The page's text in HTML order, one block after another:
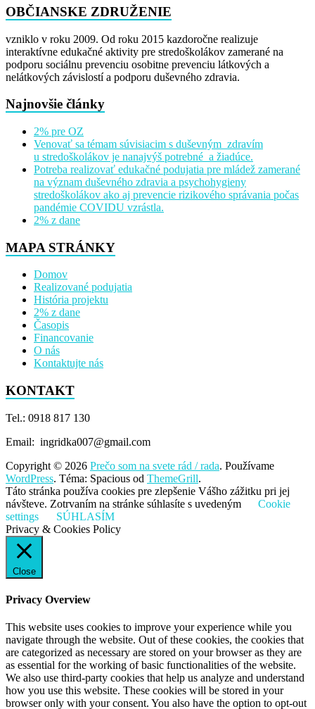
OBČIANSKE ZDRUŽENIE
vzniklo v roku 2009. Od roku 2015 kazdoročne realizuje
interaktívne edukačné aktivity pre stredoškolákov zamerané na
podporu sociálnu prevenciu osobitne prevenciu látkových a
nelátkových závislostí a podporu duševného zdravia.​
Najnovšie články
2% pre OZ
Venovať sa témam súvisiacim s duševným zdravím
u stredoškolákov je nanajvýš potrebné a žiadúce.
Potreba realizovať edukačné podujatia pre mládež zamerané
na význam duševného zdravia a psychohygieny
stredoškolákov ako aj prevencie rizikového správania počas
pandémie COVIDU vzrástla.
2% z dane
MAPA STRÁNKY
Domov
Realizované podujatia
História projektu
2% z dane
Časopis
Financovanie
O nás
Kontaktujte nás
KONTAKT
Tel.: 0918 817 130
Email: ingridka007@gmail.com
Copyright © 2026 Prečo som na svete rád / rada. Používame
WordPress. Téma: Spacious od ThemeGrill.
Táto stránka používa cookies pre zlepšenie Vášho zážitku pri jej
návšteve. Zotrvaním na stránke súhlasíte s uvedeným
Cookie
settings
SÚHLASÍM
Privacy & Cookies Policy
Close
Privacy Overview
This website uses cookies to improve your experience while you
navigate through the website. Out of these cookies, the cookies that
are categorized as necessary are stored on your browser as they are
as essential for the working of basic functionalities of the website.
We also use third-party cookies that help us analyze and understand
how you use this website. These cookies will be stored in your
browser only with your consent. You also have the option to opt-out